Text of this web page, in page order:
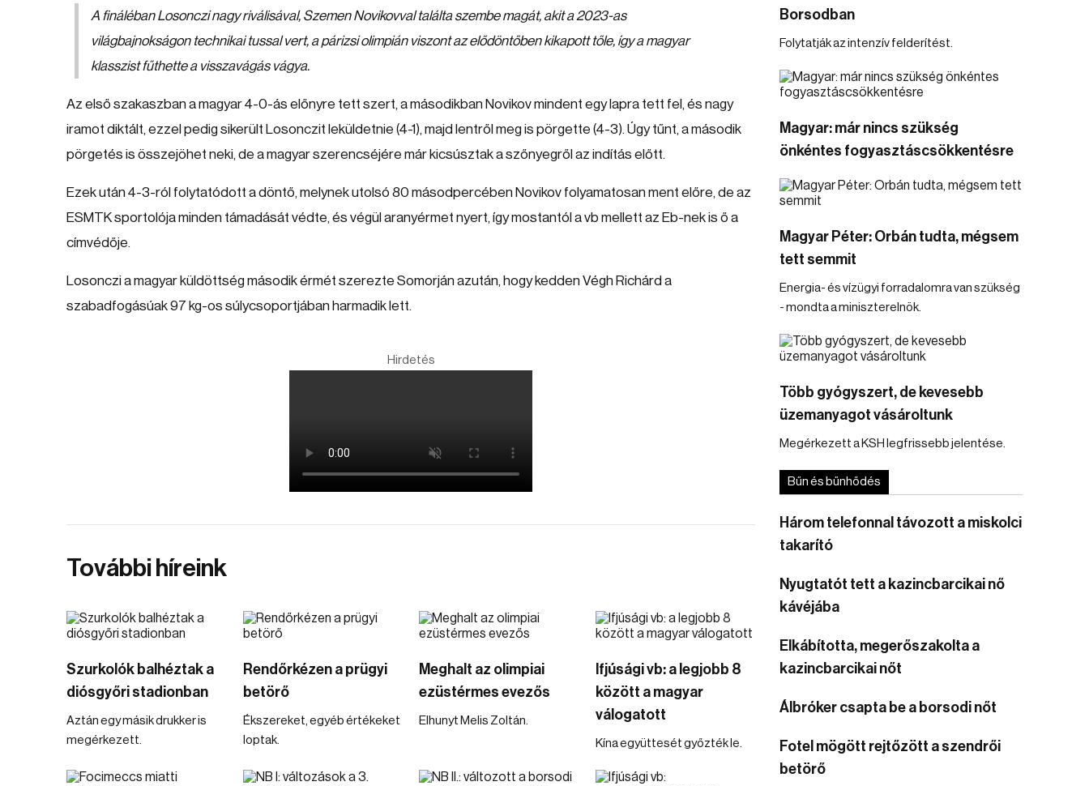
A fináléban Losonczi nagy riválisával, Szemen Novikovval találta szembe magát, akit a 2023-as
világbajnokságon technikai tussal vert, a párizsi olimpián viszont az elődöntőben kikapott tőle, így a magyar
klasszist fűthette a visszavágás vágya.
Az első szakaszban a magyar 4-0-ás előnyre tett szert, a másodikban Novikov mindent egy lapra tett fel, és nagy
iramot diktált, ezzel pedig sikerült Losonczit leküldetnie (4-1), majd lentről meg is pörgette (4-3). Úgy tűnt, a második
pörgetés is összejöhet neki, de a magyar szerencséjére már kicsúsztak a szőnyegről az indítás előtt.
Ezek után 4-3-ról folytatódott a döntő, melynek utolsó 80 másodpercében Novikov folyamatosan ment előre, de az
ESMTK sportolója minden támadását védte, és végül aranyérmet nyert, így mostantól a vb mellett az Eb-nek is ő a
címvédője.
Losonczi a magyar küldöttség második érmét szerezte Somorján azután, hogy kedden Végh Richárd a
szabadfogásúak 97 kg-os súlycsoportjában harmadik lett.
Hirdetés
További híreink
Szurkolók balhéztak a
diósgyőri stadionban
Aztán egy másik drukker is
megérkezett.
Rendőrkézen a prügyi
betörő
Ékszereket, egyéb értékeket
loptak.
Meghalt az olimpiai
ezüstérmes evezős
Elhunyt Melis Zoltán.
Ifjúsági vb: a legjobb 8
között a magyar
válogatott
Kína együttesét győzték le.
Borsodban
Folytatják az intenzív felderítést.
Magyar: már nincs szükség
önkéntes fogyasztáscsökkentésre
Magyar Péter: Orbán tudta, mégsem
tett semmit
Energia- és vízügyi forradalomra van szükség
- mondta a miniszterelnök.
Több gyógyszert, de kevesebb
üzemanyagot vásároltunk
Megérkezett a KSH legfrissebb jelentése.
Bűn és bűnhődés
Három telefonnal távozott a miskolci
takarító
Nyugtatót tett a kazincbarcikai nő
kávéjába
Elkábította, megerőszakolta a
kazincbarcikai nőt
Álbróker csapta be a borsodi nőt
Fotel mögött rejtőzött a szendrői
betörő